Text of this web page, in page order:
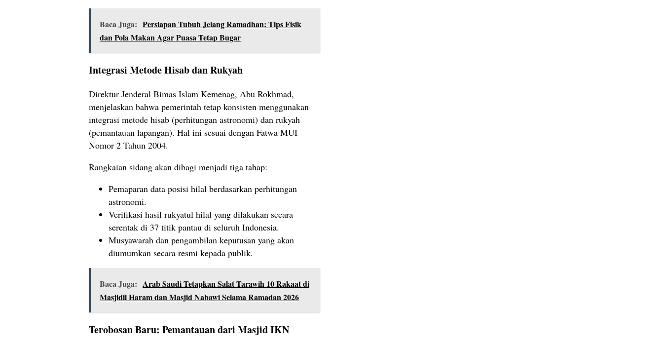
Baca Juga: Persiapan Tubuh Jelang Ramadhan: Tips Fisik
dan Pola Makan Agar Puasa Tetap Bugar
Integrasi Metode Hisab dan Rukyah
Direktur Jenderal Bimas Islam Kemenag, Abu Rokhmad,
menjelaskan bahwa pemerintah tetap konsisten menggunakan
integrasi metode hisab (perhitungan astronomi) dan rukyah
(pemantauan lapangan). Hal ini sesuai dengan Fatwa MUI
Nomor 2 Tahun 2004.
Rangkaian sidang akan dibagi menjadi tiga tahap:
Pemaparan data posisi hilal berdasarkan perhitungan
astronomi.
Verifikasi hasil rukyatul hilal yang dilakukan secara
serentak di 37 titik pantau di seluruh Indonesia.
Musyawarah dan pengambilan keputusan yang akan
diumumkan secara resmi kepada publik.
Baca Juga: Arab Saudi Tetapkan Salat Tarawih 10 Rakaat di
Masjidil Haram dan Masjid Nabawi Selama Ramadan 2026
Terobosan Baru: Pemantauan dari Masjid IKN